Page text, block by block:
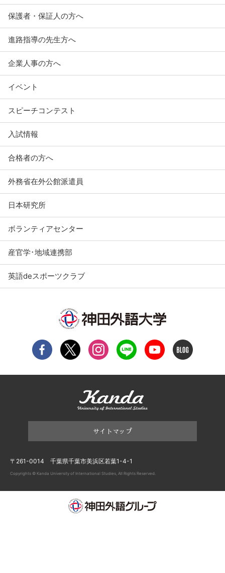
保護者・保証人の方へ
進路指導の先生方へ
企業人事の方へ
イベント
スピーチコンテスト
入試情報
合格者の方へ
外務省在外公館派遣員
日本研究所
ボランティアセンター
産官学･地域連携部
英語deスポーツクラブ
サイトマップ
〒261-0014 千葉県千葉市美浜区若葉1-4-1
Copyrights © Kanda University of International Studies, All Rights Reserved.